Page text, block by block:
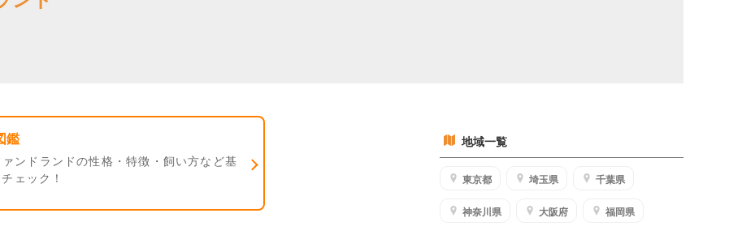
鑑
ンドランドの性格・特徴・飼い方など基
ェック！
地域一覧
東京都 埼玉県 千葉県
神奈川県 大阪府 福岡県